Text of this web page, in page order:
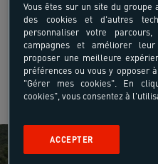
Vous êtes sur un site du groupe
des cookies et d'autres
personnaliser votre
campagnes et améliorer
proposer une meilleure
préférences ou vous y opposer
"Gérer mes cookies". En
cookies", vous consentez à
ACCEPTER